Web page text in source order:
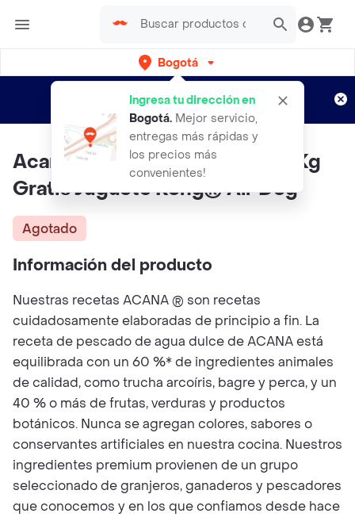
Bogotá
Ingresa tu dirección en
Bogotá. Mejor servicio,
entregas más rápidas y
los precios más
convenientes!
envíos gratis por semanas
Aplican TyC
Acana® Fresh Water Fish 11.4 Kg
Gratis Juguete Kong® Air Dog
Agotado
Información del producto
Nuestras recetas ACANA ® son recetas
cuidadosamente elaboradas de principio a fin. La
receta de pescado de agua dulce de ACANA está
equilibrada con un 60 %* de ingredientes animales
de calidad, como trucha arcoíris, bagre y perca, y un
40 % o más de frutas, verduras y productos
botánicos. Nunca se agregan colores, sabores o
conservantes artificiales en nuestra cocina. Nuestros
ingredientes premium provienen de un grupo
seleccionado de granjeros, ganaderos y pescadores
que conocemos y en los que confiamos desde hace